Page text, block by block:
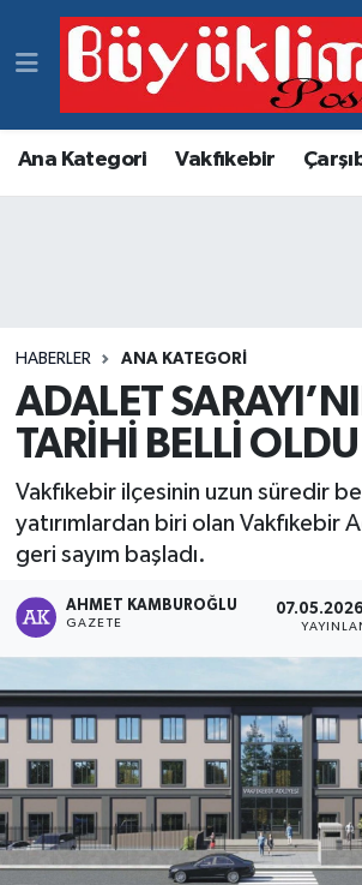
Ana Kategori Vakfıkebir
HABERLER ANA KATEGORI
ADALET
TARİHİ BELLİ OLDU
Vakfıkebir ilçesinin uzun süredir
yatırımlardan biri olan Vakfıkebir
geri sayım başladı.
AHMET KAMBUROĞLU
GAZETE
07.05.2026
Vakfıkebir Hava Durumu
Vakfıkebir Trafik Yoğunluk
Haber Arşivi